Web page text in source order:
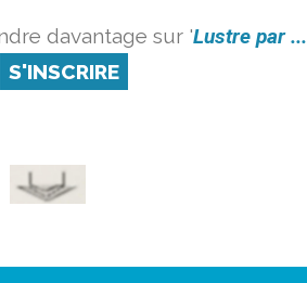
davantage sur 'Lustre par ...
S'INSCRIRE